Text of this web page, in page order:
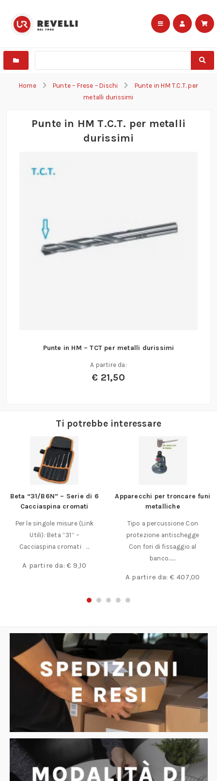
Home Punte – Frese – Dischi
Punte in HM T.C.T. per
metalli durissimi
Punte in HM T.C.T. per metalli
durissimi
Punte in HM – TCT per metalli durissimi
A partire da:
€ 21,50
Ti potrebbe interessare
Beta “31/B6N” – Serie di 6
Cacciaspina cromati
Per le singole misure (Link
Utili): Beta “31” –
Cacciaspina cromati …
A partire da:€ 9,10
Apparecchi per troncare funi
metalliche
Tipo a percussione Con
protezione antischegge
Con fori di fissaggio al
banco……
A partire da: € 407,00